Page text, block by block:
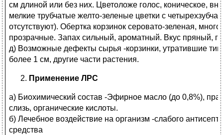
см длиной или без них. Цветоложе голос, коническое,
мелкие трубчатые желто-зеленые цветки с
отсутствуют). Обертка корзинок серовато-зеленая,
прозрачные. Запах сильный, ароматный. Вкус пряный,
д) Возможные дефекты сырья -корзинки, утратившие
более 1 см, другие части растения.
Применение ЛРС
а) Биохимический состав -Эфирное масло (до 0,8%),
слизь, органические кислоты.
б) Лечебное воздействие на организм -слабого
средства